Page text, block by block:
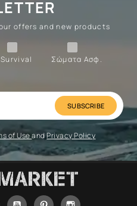
offers and new products
Σώματα Ασφ.
Survival
of UseandPrivacy Policy
Tiktok YouTube Pinterest